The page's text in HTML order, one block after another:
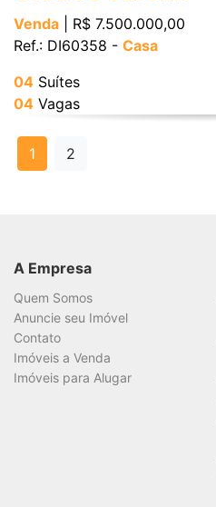
Venda | R$ 7.500.000,00
Ref.: DI60358 - Casa
04 Suítes
04 Vagas
1 2
A Empresa
Quem Somos
Anuncie seu Imóvel
Contato
Imóveis a Venda
Imóveis para Alugar